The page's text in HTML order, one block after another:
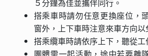
５分鐘為佳並攜伴同行。
搭乘車時請勿任意更換座位，
窗外，上下車時注意來車方向以
搭乘纜車時請依序上下，聽從工
團體需一起活動，途中若要離